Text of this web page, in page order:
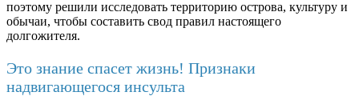
поэтому решили исследовать территорию острова, культуру и
обычаи, чтобы составить свод правил настоящего
долгожителя.
Это знание спасет жизнь! Признаки
надвигающегося инсульта